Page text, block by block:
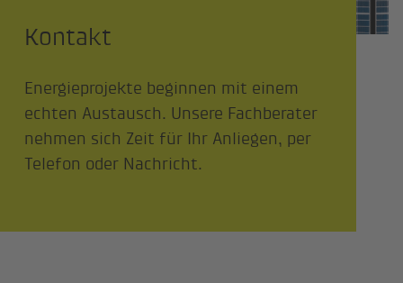
Kontakt
Energieprojekte beginnen mit einem
echten Austausch. Unsere Fachberater
nehmen sich Zeit für Ihr Anliegen, per
Telefon oder Nachricht.